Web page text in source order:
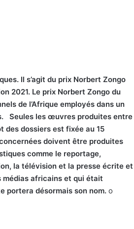
Il s’agit du prix Norbert Zongo
2021. Le prix Norbert Zongo du
de l’Afrique employés dans un
Seules les œuvres produites entre
des dossiers est fixée au 15
doivent être produites
comme le reportage,
la télévision et la presse écrite et
médias africains et qui était
portera désormais son nom. o